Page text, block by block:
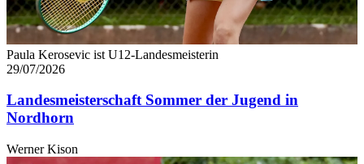
Paula Kerosevic ist U12-Landesmeisterin
29/07/2026
Landesmeisterschaft Sommer der Jugend in
Nordhorn
Werner Kison